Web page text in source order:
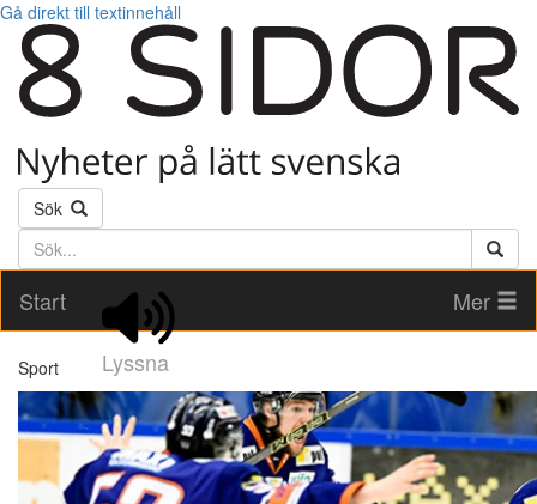
Gå direkt till textinnehåll
Sök
Söktext
Start
Lyssna
Mer
Sport